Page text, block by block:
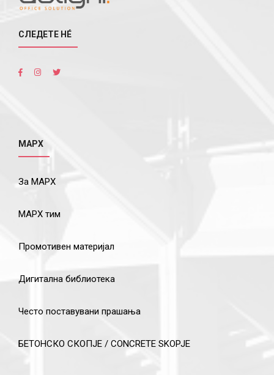
СЛЕДЕТЕ НÉ
МАРХ
За МАРХ
МАРХ тим
Промотивен материјал
Дигитална библиотека
Често поставувани прашања
БЕТОНСКО СКОПЈЕ / CONCRETE SKOPJE